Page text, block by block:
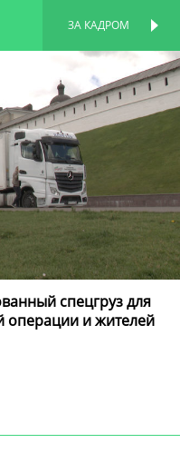
ЗА КАДРОМ
спецгруз для
операции и жителей
ПЕРСОНАЛЬНАЯ
СТРАНИЦА